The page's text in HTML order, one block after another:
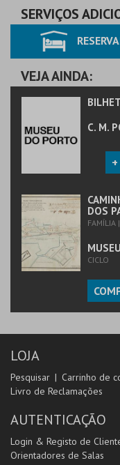
AQUISIÇÃO
MAIS INFO
COMPRAR
SERVIÇOS
VEJA AINDA:
C. M.
DOS
FAMÍLIA
CICLO
LOJA
Pesquisar Carrinho de
Livro de Reclamações
AUTENTICAÇÃO
Login & Registo de
Orientadores de Salas